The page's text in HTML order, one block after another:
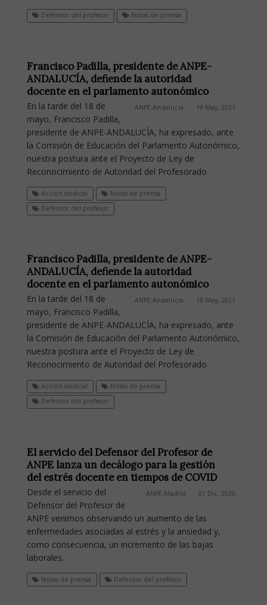
Defensor del profesor Notas de prensa
Francisco Padilla, presidente de ANPE-
ANDALUCÍA, defiende la autoridad
docente en el parlamento autonómico
ANPE-Andalucía 19 May, 2021
En la tarde del 18 de
mayo, Francisco Padilla,
presidente de ANPE-ANDALUCÍA, ha expresado, ante
la Comisión de Educación del Parlamento Autonómico,
nuestra postura ante el Proyecto de Ley de
Reconocimiento de Autoridad del Profesorado
Acción sindical
Notas de prensa
Defensor del profesor
Francisco Padilla, presidente de ANPE-
ANDALUCÍA, defiende la autoridad
docente en el parlamento autonómico
ANPE-Andalucía 18 May, 2021
En la tarde del 18 de
mayo, Francisco Padilla,
presidente de ANPE-ANDALUCÍA, ha expresado, ante
la Comisión de Educación del Parlamento Autonómico,
nuestra postura ante el Proyecto de Ley de
Reconocimiento de Autoridad del Profesorado
Acción sindical
Notas de prensa
Defensor del profesor
El servicio del Defensor del Profesor de
ANPE lanza un decálogo para la gestión
del estrés docente en tiempos de COVID
ANPE-Madrid 01 Dic, 2020
Desde el servicio del
Defensor del Profesor de
ANPE venimos observando un aumento de las
enfermedades asociadas al estrés y la ansiedad y,
como consecuencia, un incremento de las bajas
laborales.
Notas de prensa Defensor del profesor